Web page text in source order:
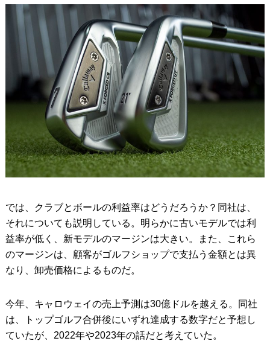
では、クラブとボールの利益率はどうだろうか？同社は、
それについても説明している。明らかに古いモデルでは利
益率が低く、新モデルのマージンは大きい。また、これら
のマージンは、顧客がゴルフショップで支払う金額とは異
なり、卸売価格によるものだ。
今年、キャロウェイの売上予測は30億ドルを越える。同社
は、トップゴルフ合併後にいずれ達成する数字だと予想し
ていたが、2022年や2023年の話だと考えていた。